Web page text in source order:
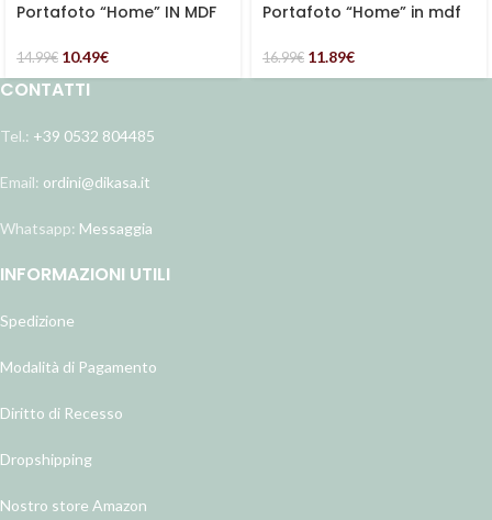
Portafoto “Home” IN MDF
14.99€ 10.49€
Portafoto “Home” in mdf
16.99€ 11.89€
CONTATTI
Tel.: +39 0532 804485
Email: ordini@dikasa.it
Whatsapp: Messaggia
INFORMAZIONI UTILI
Spedizione
Modalità di Pagamento
Diritto di Recesso
Dropshipping
Nostro store Amazon